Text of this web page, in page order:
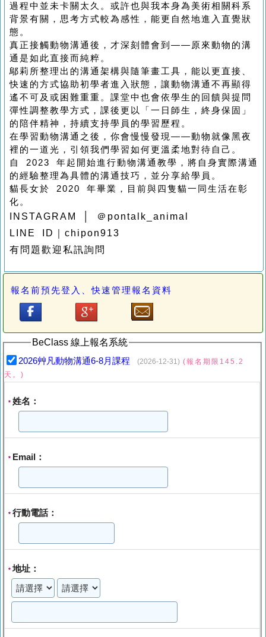
過程中並未卡關太久。或許也與我本身為美術相關科系
背景有關，思考方式較為感性，能更自然地進入直覺狀
態。
真正接觸動物溝通後，才深刻體會到——原來動物的溝
通是如此直接而純粹。
鄔莉所整理出的溝通架構與隨筆畫工具，能以更直接、
快速的方式協助初學者進入狀態，讓動物溝通不再顯得
遙不可及或困難重重。課堂中也會依學生的回饋與提問
彈性調整教學方式，課後更以「一日師生，終身保固」
的陪伴精神，持續支持學員的學習歷程。
在學習動物溝通之後，你會慢慢發現——動物就像黑夜
裡的一道光，引領我們學習如何更溫柔地對待自己。
自 2023 年起開始進行動物溝通教學，將自身實際溝通
的經驗整理為具體的溝通技巧，並分享給學員。
貓長女於 2020 年畢業，目前與四隻貓一同生活在彰
化。
INSTAGRAM │ ＠ pontalk_animal
LINE ID｜chipon913
有問題歡迎私訊詢問
報名前預先登入、快速管理報名資料
BeClass 線上報名系統
2026艸凡動物溝通6-8月課程 (2026-12-31) (報名期限145.2
天。)
* 姓名：
* Email：
* 行動電話：
*地址：